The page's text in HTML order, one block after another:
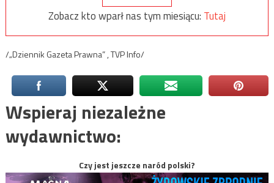
Zobacz kto wparł nas tym miesiącu: Tutaj
/„Dziennik Gazeta Prawna” , TVP Info/
Wspieraj niezależne
wydawnictwo:
Czy jest jeszcze naród polski?